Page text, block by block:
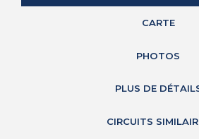
CARTE
PHOTOS
PLUS DE
CIRCUITS